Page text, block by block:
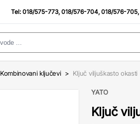
Tel:018/575-773,018/576-704,018/576-705
Kombinovani ključevi > Ključ viljuškasto okasti
YATO
Ključ